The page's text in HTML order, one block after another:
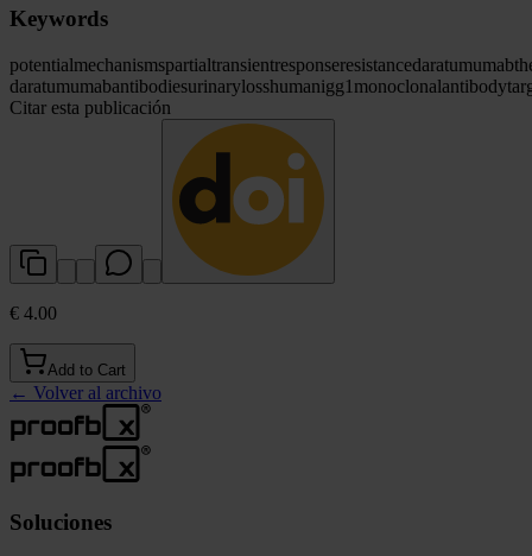
Keywords
potentialmechanismspartialtransientresponseresistancedaratumumab
daratumumabantibodiesurinarylosshumanigg1 monoclonalantibody
Citar esta publicación
€ 4.00
Add to Cart
← Volver al archivo
Soluciones